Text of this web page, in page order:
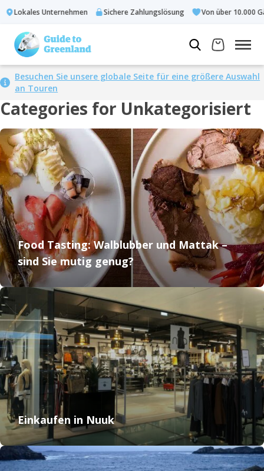
Lokales Unternehmen Sichere Zahlungslösung Von über 10.000
Besuchen Sie unsere globale Seite für eine größere Auswahl
an Touren
Categories for Unkategorisiert
Food Tasting: Walblubber und Mattak –
sind Sie mutig genug?
Einkaufen in Nuuk